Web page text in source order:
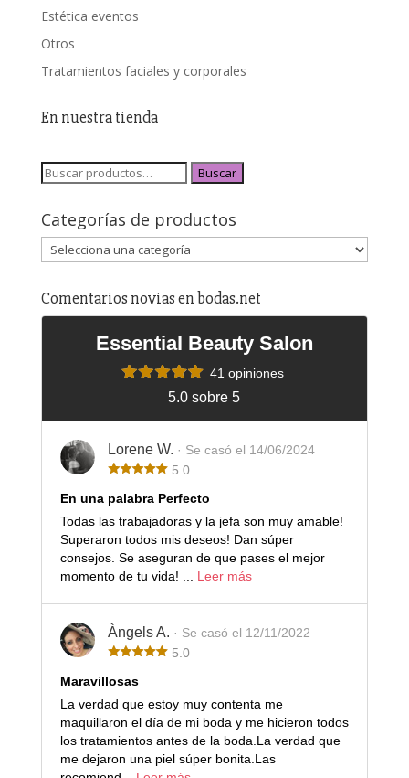
Estética eventos
Otros
Tratamientos faciales y corporales
En nuestra tienda
Buscar
Categorías de productos
Comentarios novias en bodas.net
Essential Beauty Salon
41 opiniones
5.0 sobre 5
Lorene W. · Se casó el 14/06/2024
5.0
En una palabra Perfecto
Todas las trabajadoras y la jefa son muy amable!
Superaron todos mis deseos! Dan súper
consejos. Se aseguran de que pases el mejor
momento de tu vida! ... Leer más
Àngels A. · Se casó el 12/11/2022
5.0
Maravillosas
La verdad que estoy muy contenta me
maquillaron el día de mi boda y me hicieron todos
los tratamientos antes de la boda.La verdad que
me dejaron una piel súper bonita.Las